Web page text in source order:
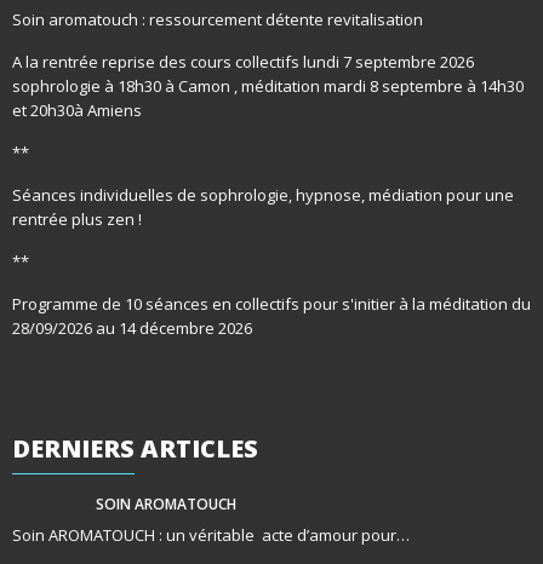
Soin aromatouch : ressourcement détente revitalisation
A la rentrée reprise des cours collectifs lundi 7 septembre 2026
sophrologie à 18h30 à Camon , méditation mardi 8 septembre à 14h30
et 20h30à Amiens
**
Séances individuelles de sophrologie, hypnose, médiation pour une
rentrée plus zen !
**
Programme de 10 séances en collectifs pour s'initier à la méditation du
28/09/2026 au 14 décembre 2026
DERNIERS ARTICLES
SOIN AROMATOUCH
Soin AROMATOUCH : un véritable acte d’amour pour…